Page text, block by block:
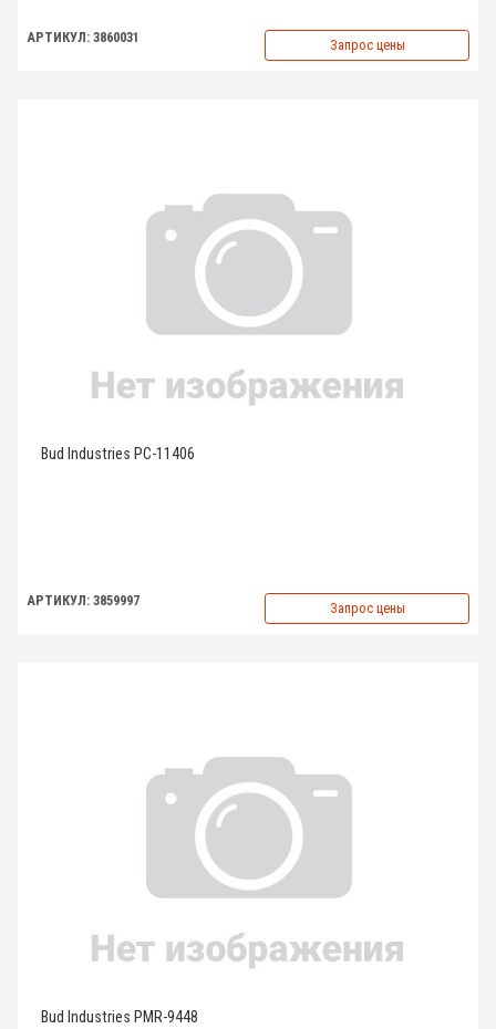
АРТИКУЛ: 3860031 Запрос цены
Bud Industries PC-11406
АРТИКУЛ: 3859997 Запрос цены
Bud Industries PMR-9448